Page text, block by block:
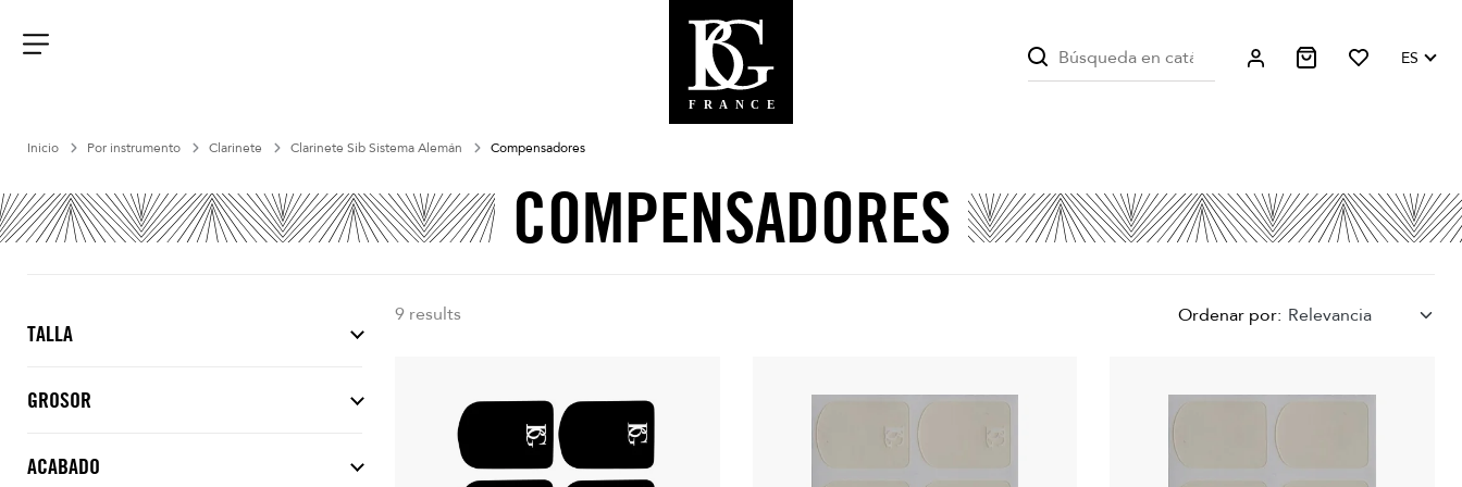
contenu
ES
Inicio Por instrumento Clarinete Clarinete Sib Sistema Alemán Compensadores
COMPENSADORES
TALLA
GROSOR
ACABADO
9 results Ordenar por: Relevancia